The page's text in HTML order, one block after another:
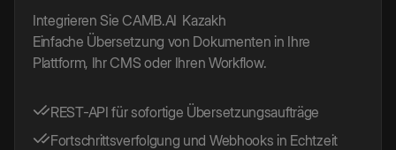
Integrieren Sie CAMB.AI Kazakh
Einfache Übersetzung von Dokumenten in Ihre
Plattform, Ihr CMS oder Ihren Workflow.
REST-API für sofortige Übersetzungsaufträge
Fortschrittsverfolgung und Webhooks in Echtzeit